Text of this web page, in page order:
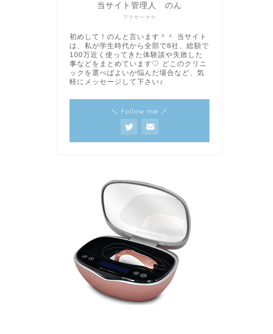
アラサーママ
当サイト管理人 のん
初めして！のんと言います＾＾ 当サイト
は、私が学生時代から全部で8社、総額で
100万近く使ってきた体験談や失敗した
事などをまとめています♡ どこのクリニ
ックを選べばよいか悩んだ場合など、気
軽にメッセージして下さい♪
＼ Follow me ／